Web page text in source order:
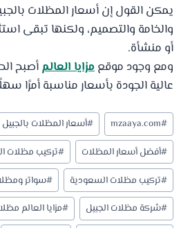
يمكن القول إن أسعار المظلات
والخامة والتصميم، ولكنها تبقى
أو منشأة.
ومع وجود موقعمزايا العالمأصبح
عالية الجودة بأسعار مناسبة أمرًا
وسوم
المقال:
#
mzaaya.com
#أسعار المظلات بالجبيل
#أفضل أسعار المظلات #تركيب مظلات
#تركيب مظلات السعودية #سواتر
#شركة مظلات الجبيل #مزايا العالم